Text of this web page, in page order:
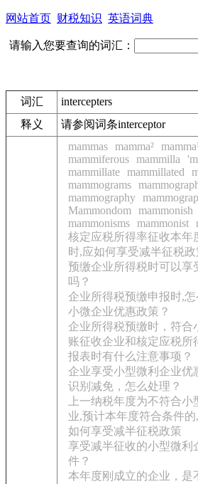
网站首页 财税知识 英语词典
请输入您要查询的词汇：
词汇
intercepters
释义
请参阅词条interceptor
mammas mamma²
mammiferous mammilla
mammillate mammillated
mammograms
mammography
Mammondom
mammonish
mammonisms mammonist
核定应税所得率征收本年
时,应如何享受减半征税政
预缴企业所得税时可以享
吗？
企业所得税预缴申报时,
小微企业优惠政策？
企业所得税预缴时，符合
账征收企业和核定应税所
报表时有什么注意事项？
企业享受小型微利企业优
识别减免，怎么处理？
上一纳税年度为不符合
业,预计本年度符合条件
如何享受减半征税政策
享受减半征收的小型微利
件？
本年度刚成立的企业，是